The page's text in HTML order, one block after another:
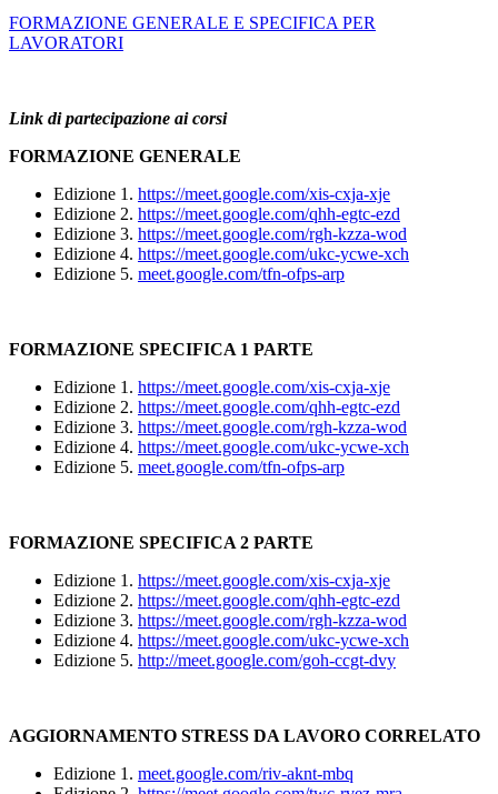
FORMAZIONE GENERALE E SPECIFICA PER
LAVORATORI
Link di partecipazione ai corsi
FORMAZIONE GENERALE
Edizione 1. https://meet.google.com/xis-cxja-xje
Edizione 2. https://meet.google.com/qhh-egtc-ezd
Edizione 3. https://meet.google.com/rgh-kzza-wod
Edizione 4. https://meet.google.com/ukc-ycwe-xch
Edizione 5. meet.google.com/tfn-ofps-arp
FORMAZIONE SPECIFICA 1 PARTE
Edizione 1. https://meet.google.com/xis-cxja-xje
Edizione 2. https://meet.google.com/qhh-egtc-ezd
Edizione 3. https://meet.google.com/rgh-kzza-wod
Edizione 4. https://meet.google.com/ukc-ycwe-xch
Edizione 5. meet.google.com/tfn-ofps-arp
FORMAZIONE SPECIFICA 2 PARTE
Edizione 1. https://meet.google.com/xis-cxja-xje
Edizione 2. https://meet.google.com/qhh-egtc-ezd
Edizione 3. https://meet.google.com/rgh-kzza-wod
Edizione 4. https://meet.google.com/ukc-ycwe-xch
Edizione 5. http://meet.google.com/goh-ccgt-dvy
AGGIORNAMENTO STRESS DA LAVORO CORRELATO
Edizione 1. meet.google.com/riv-aknt-mbq